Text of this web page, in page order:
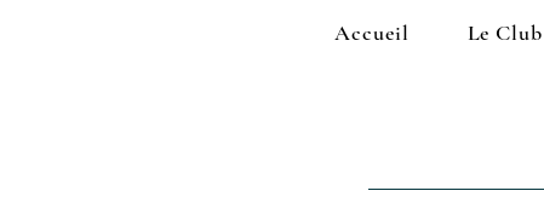
Accueil Le Club